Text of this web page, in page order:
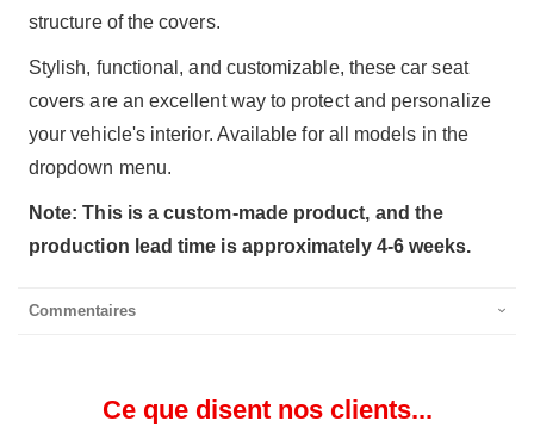
structure of the covers.
Stylish, functional, and customizable, these car seat
covers are an excellent way to protect and personalize
your vehicle's interior. Available for all models in the
dropdown menu.
Note: This is a custom-made product, and the
production lead time is approximately 4-6 weeks.
Commentaires
Ce que disent nos clients...